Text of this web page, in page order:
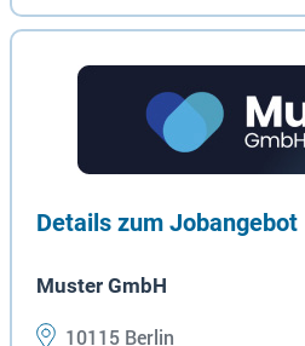
Details zum Jobangebot
Muster GmbH
10115 Berlin